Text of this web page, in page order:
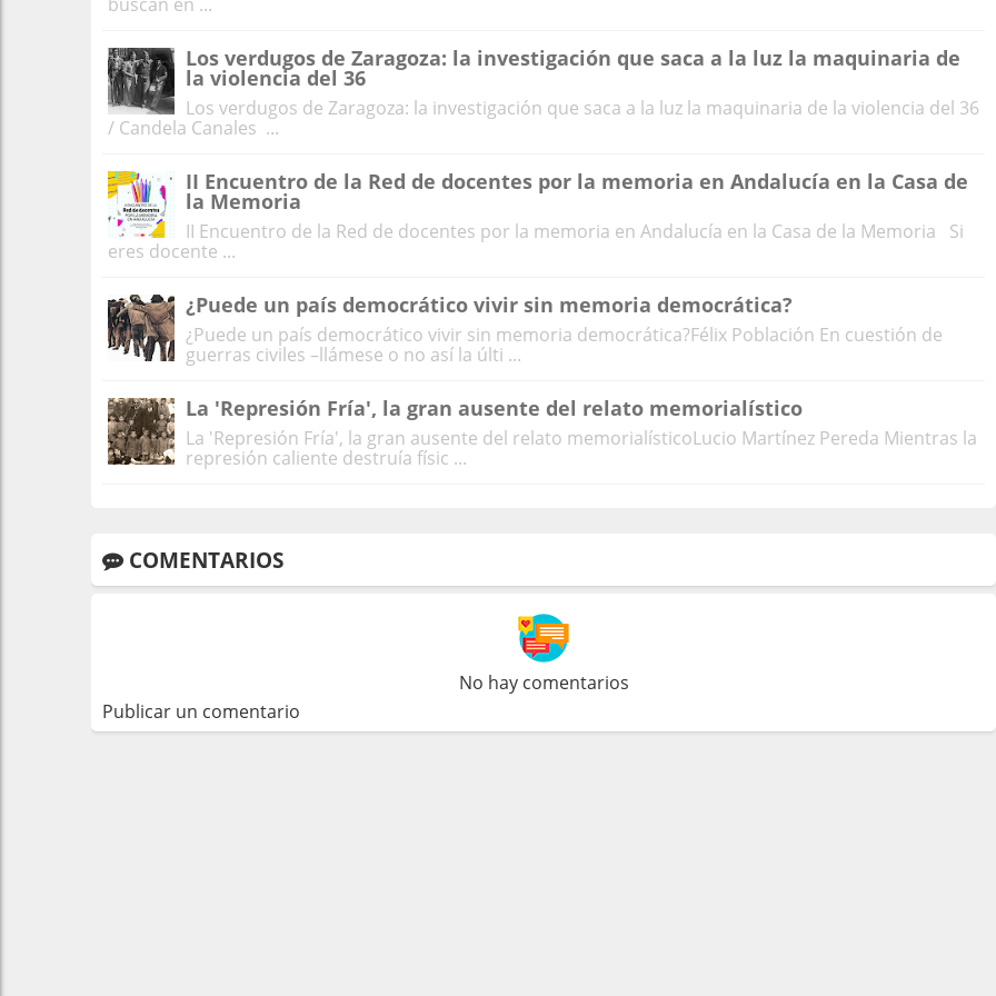
Los verdugos de Zaragoza: la investigación que saca a la luz la maquinaria de
la violencia del 36
Los verdugos de Zaragoza: la investigación que saca a la luz la maquinaria de la violencia del 36
/ Candela Canales ...
II Encuentro de la Red de docentes por la memoria en Andalucía en la Casa de
la Memoria
II Encuentro de la Red de docentes por la memoria en Andalucía en la Casa de la Memoria Si
eres docente ...
¿Puede un país democrático vivir sin memoria democrática?
¿Puede un país democrático vivir sin memoria democrática?Félix Población En cuestión de
guerras civiles –llámese o no así la últi ...
La 'Represión Fría', la gran ausente del relato memorialístico
La 'Represión Fría', la gran ausente del relato memorialísticoLucio Martínez Pereda Mientras la
represión caliente destruía físic ...
COMENTARIOS
No hay comentarios
Publicar un comentario